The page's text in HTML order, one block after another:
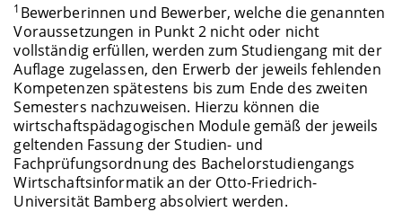
1 Bewerberinnen und Bewerber, welche die genannten
Voraussetzungen in Punkt 2 nicht oder nicht
vollständig erfüllen, werden zum Studiengang mit der
Auflage zugelassen, den Erwerb der jeweils fehlenden
Kompetenzen spätestens bis zum Ende des zweiten
Semesters nachzuweisen. Hierzu können die
wirtschaftspädagogischen Module gemäß der jeweils
geltenden Fassung der Studien- und
Fachprüfungsordnung des Bachelorstudiengangs
Wirtschaftsinformatik an der Otto-Friedrich-
Universität Bamberg absolviert werden.